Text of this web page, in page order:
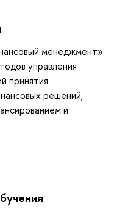
менеджмент»
управления
принятия
решений,
и